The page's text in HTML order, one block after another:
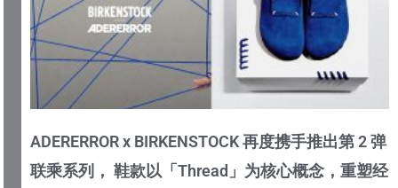
ADERERROR x BIRKENSTOCK 再度携手推出第 2 弹
联乘系列， 鞋款以「Thread」为核心概念，重塑经